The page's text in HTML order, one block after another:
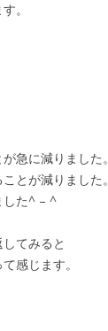
。
急に減りました。
とが減りました。
した^ – ^
てみると
感じます。